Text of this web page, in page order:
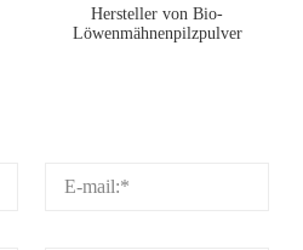
Hersteller von Bio-
Löwenmähnenpilzpulver